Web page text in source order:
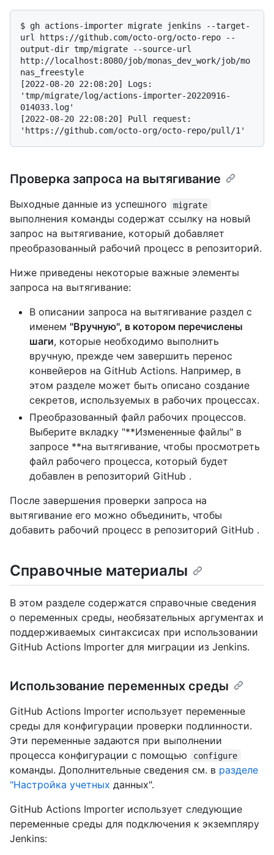
$ gh actions-importer migrate jenkins --target-
url https://github.com/octo-org/octo-repo --
output-dir tmp/migrate --source-url
http://localhost:8080/job/monas_dev_work/job/mo
nas_freestyle
[2022-08-20 22:08:20] Logs:
'tmp/migrate/log/actions-importer-20220916-
014033.log'
[2022-08-20 22:08:20] Pull request:
Проверка запроса на вытягивание
Выходные данные из успешного migrate
выполнения команды содержат ссылку на новый
запрос на вытягивание, который добавляет
преобразованный рабочий процесс в репозиторий.
Ниже приведены некоторые важные элементы
запроса на вытягивание:
В описании запроса на вытягивание раздел с
именем "Вручную", в котором перечислены
шаги, которые необходимо выполнить
вручную, прежде чем завершить перенос
конвейеров на GitHub Actions. Например, в
этом разделе может быть описано создание
секретов, используемых в рабочих процессах.
Преобразованный файл рабочих процессов.
Выберите вкладку "**Измененные файлы" в
запросе **на вытягивание, чтобы просмотреть
файл рабочего процесса, который будет
добавлен в репозиторий GitHub .
После завершения проверки запроса на
вытягивание его можно объединить, чтобы
добавить рабочий процесс в репозиторий GitHub .
Справочные материалы
В этом разделе содержатся справочные сведения
о переменных среды, необязательных аргументах и
поддерживаемых синтаксисах при использовании
GitHub Actions Importer для миграции из Jenkins.
Использование переменных среды
GitHub Actions Importer использует переменные
среды для конфигурации проверки подлинности.
Эти переменные задаются при выполнении
процесса конфигурации с помощью
configure
команды. Дополнительные сведения см. в разделе
"Настройка учетных данных".
GitHub Actions Importer использует следующие
переменные среды для подключения к экземпляру
Jenkins: